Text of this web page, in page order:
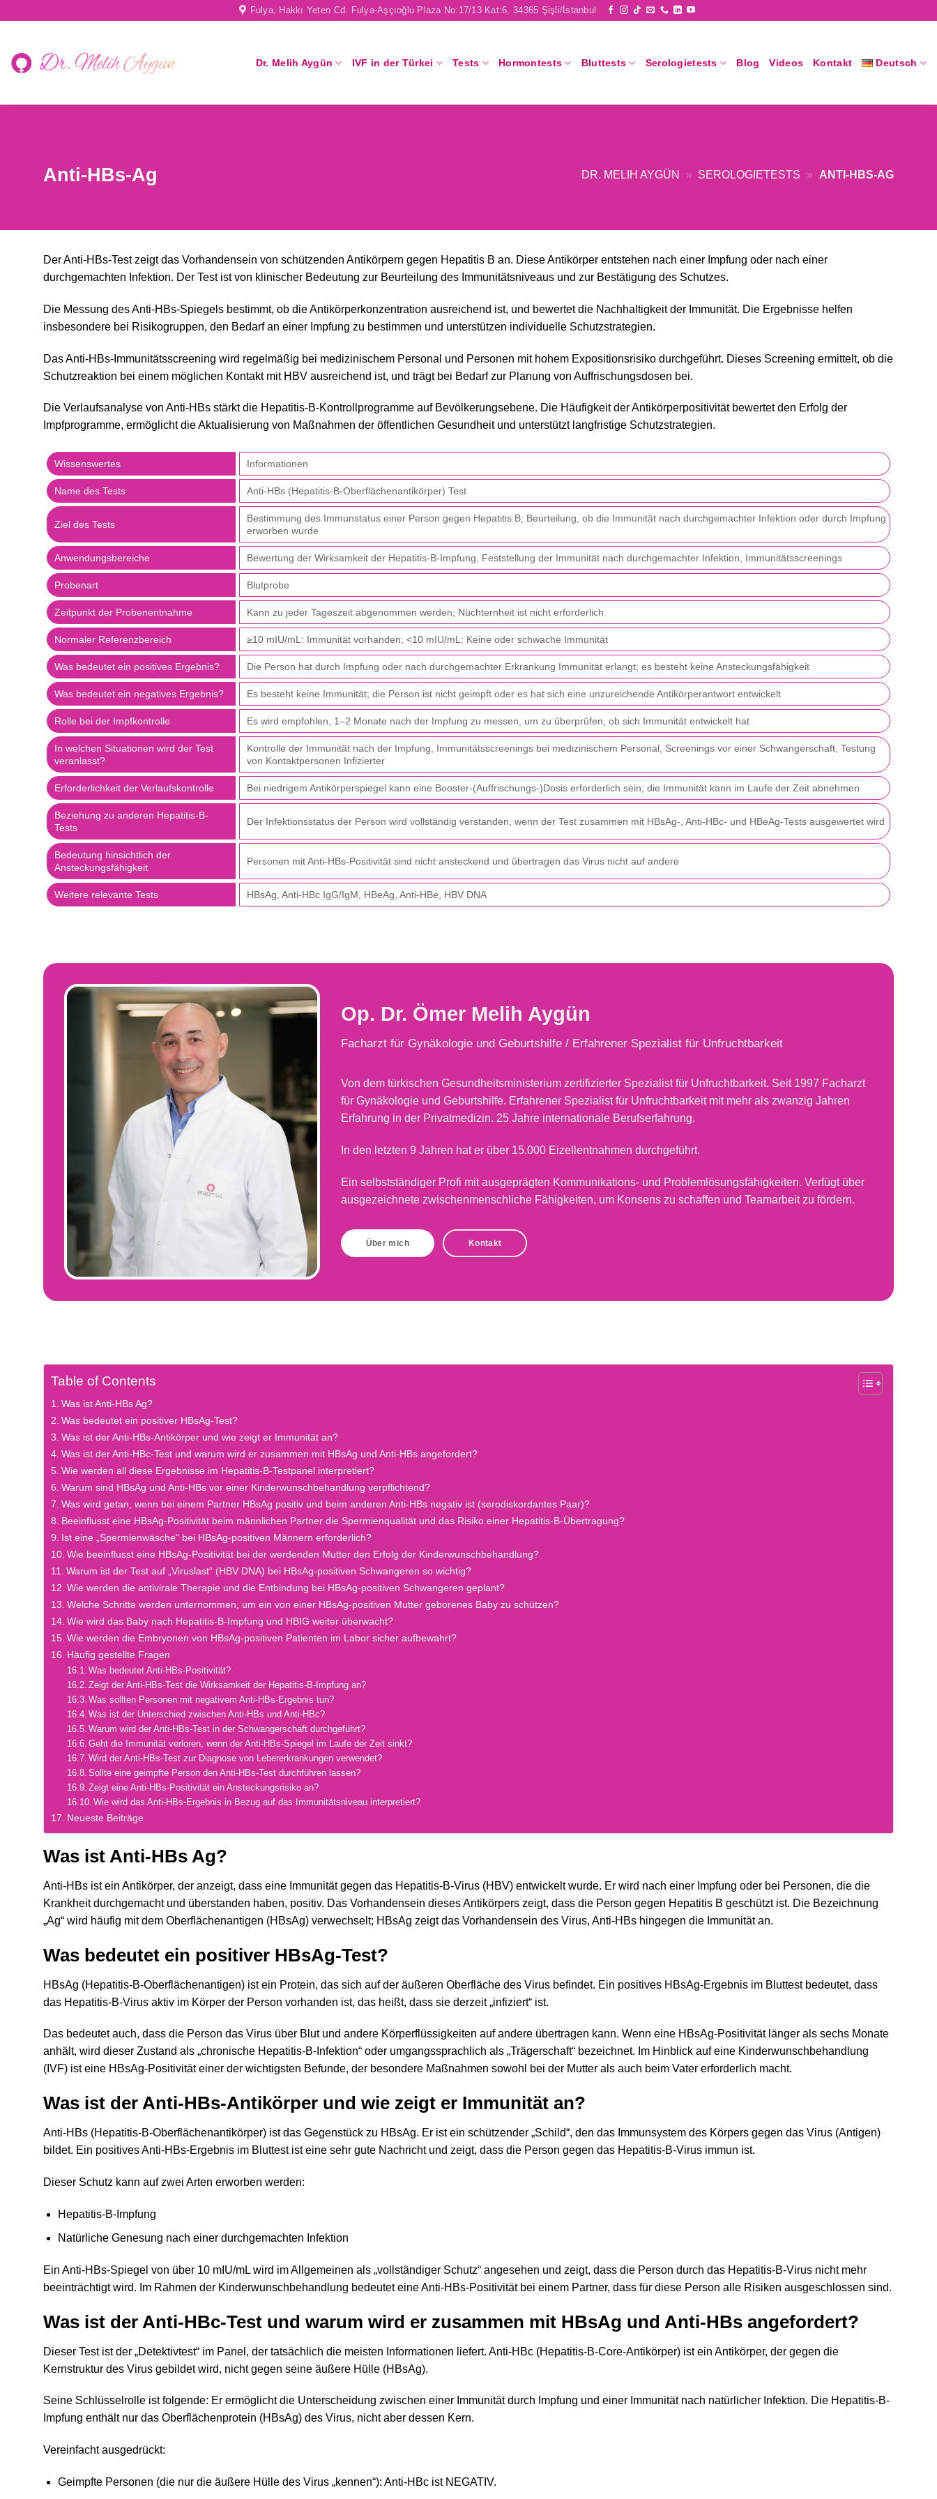
Fulya, Hakkı Yeten Cd. Fulya-Aşçıoğlu Plaza No:17/13 Kat:6, 34365 Şişli/İstanbul
Dr. Melih Aygün IVF in der Türkei Tests Hormontests Bluttests Serologietests Blog Videos Kontakt Deutsch
Anti-HBs-Ag DR. MELIH AYGÜN » SEROLOGIETESTS » ANTI-HBS-AG
Der Anti-HBs-Test zeigt das Vorhandensein von schützenden Antikörpern gegen Hepatitis B an. Diese Antikörper entstehen nach einer Impfung oder nach einer
durchgemachten Infektion. Der Test ist von klinischer Bedeutung zur Beurteilung des Immunitätsniveaus und zur Bestätigung des Schutzes.
Die Messung des Anti-HBs-Spiegels bestimmt, ob die Antikörperkonzentration ausreichend ist, und bewertet die Nachhaltigkeit der Immunität. Die Ergebnisse helfen
insbesondere bei Risikogruppen, den Bedarf an einer Impfung zu bestimmen und unterstützen individuelle Schutzstrategien.
Das Anti-HBs-Immunitätsscreening wird regelmäßig bei medizinischem Personal und Personen mit hohem Expositionsrisiko durchgeführt. Dieses Screening ermittelt, ob die
Schutzreaktion bei einem möglichen Kontakt mit HBV ausreichend ist, und trägt bei Bedarf zur Planung von Auffrischungsdosen bei.
Die Verlaufsanalyse von Anti-HBs stärkt die Hepatitis-B-Kontrollprogramme auf Bevölkerungsebene. Die Häufigkeit der Antikörperpositivität bewertet den Erfolg der
Impfprogramme, ermöglicht die Aktualisierung von Maßnahmen der öffentlichen Gesundheit und unterstützt langfristige Schutzstrategien.
Wissenswertes Informationen
Name des Tests Anti-HBs (Hepatitis-B-Oberflächenantikörper) Test
Ziel des Tests
Bestimmung des Immunstatus einer Person gegen Hepatitis B; Beurteilung, ob die Immunität nach durchgemachter Infektion oder durch Impfung
erworben wurde
Anwendungsbereiche Bewertung der Wirksamkeit der Hepatitis-B-Impfung, Feststellung der Immunität nach durchgemachter Infektion, Immunitätsscreenings
Probenart Blutprobe
Zeitpunkt der Probenentnahme Kann zu jeder Tageszeit abgenommen werden; Nüchternheit ist nicht erforderlich
Normaler Referenzbereich ≥10 mIU/mL: Immunität vorhanden; <10 mIU/mL: Keine oder schwache Immunität
Was bedeutet ein positives Ergebnis? Die Person hat durch Impfung oder nach durchgemachter Erkrankung Immunität erlangt; es besteht keine Ansteckungsfähigkeit
Was bedeutet ein negatives Ergebnis? Es besteht keine Immunität; die Person ist nicht geimpft oder es hat sich eine unzureichende Antikörperantwort entwickelt
Rolle bei der Impfkontrolle Es wird empfohlen, 1–2 Monate nach der Impfung zu messen, um zu überprüfen, ob sich Immunität entwickelt hat
In welchen Situationen wird der Test
veranlasst?
Kontrolle der Immunität nach der Impfung, Immunitätsscreenings bei medizinischem Personal, Screenings vor einer Schwangerschaft, Testung
von Kontaktpersonen Infizierter
Erforderlichkeit der Verlaufskontrolle Bei niedrigem Antikörperspiegel kann eine Booster-(Auffrischungs-)Dosis erforderlich sein; die Immunität kann im Laufe der Zeit abnehmen
Beziehung zu anderen Hepatitis-B-
Tests
Der Infektionsstatus der Person wird vollständig verstanden, wenn der Test zusammen mit HBsAg-, Anti-HBc- und HBeAg-Tests ausgewertet wird
Bedeutung hinsichtlich der
Ansteckungsfähigkeit
Personen mit Anti-HBs-Positivität sind nicht ansteckend und übertragen das Virus nicht auf andere
Weitere relevante Tests HBsAg, Anti-HBc IgG/IgM, HBeAg, Anti-HBe, HBV DNA
Op. Dr. Ömer Melih Aygün
Facharzt für Gynäkologie und Geburtshilfe / Erfahrener Spezialist für Unfruchtbarkeit
Von dem türkischen Gesundheitsministerium zertifizierter Spezialist für Unfruchtbarkeit. Seit 1997 Facharzt
für Gynäkologie und Geburtshilfe. Erfahrener Spezialist für Unfruchtbarkeit mit mehr als zwanzig Jahren
Erfahrung in der Privatmedizin. 25 Jahre internationale Berufserfahrung.
In den letzten 9 Jahren hat er über 15.000 Eizellentnahmen durchgeführt.
Ein selbstständiger Profi mit ausgeprägten Kommunikations- und Problemlösungsfähigkeiten. Verfügt über
ausgezeichnete zwischenmenschliche Fähigkeiten, um Konsens zu schaffen und Teamarbeit zu fördern.
Über mich Kontakt
Table of Contents
Was ist Anti-HBs Ag?
Was bedeutet ein positiver HBsAg-Test?
Was ist der Anti-HBs-Antikörper und wie zeigt er Immunität an?
Was ist der Anti-HBc-Test und warum wird er zusammen mit HBsAg und Anti-HBs angefordert?
Wie werden all diese Ergebnisse im Hepatitis-B-Testpanel interpretiert?
Warum sind HBsAg und Anti-HBs vor einer Kinderwunschbehandlung verpflichtend?
Was wird getan, wenn bei einem Partner HBsAg positiv und beim anderen Anti-HBs negativ ist (serodiskordantes Paar)?
Beeinflusst eine HBsAg-Positivität beim männlichen Partner die Spermienqualität und das Risiko einer Hepatitis-B-Übertragung?
Ist eine „Spermienwäsche“ bei HBsAg-positiven Männern erforderlich?
Wie beeinflusst eine HBsAg-Positivität bei der werdenden Mutter den Erfolg der Kinderwunschbehandlung?
Warum ist der Test auf „Viruslast“ (HBV DNA) bei HBsAg-positiven Schwangeren so wichtig?
Wie werden die antivirale Therapie und die Entbindung bei HBsAg-positiven Schwangeren geplant?
Welche Schritte werden unternommen, um ein von einer HBsAg-positiven Mutter geborenes Baby zu schützen?
Wie wird das Baby nach Hepatitis-B-Impfung und HBIG weiter überwacht?
Wie werden die Embryonen von HBsAg-positiven Patienten im Labor sicher aufbewahrt?
Häufig gestellte Fragen
Was bedeutet Anti-HBs-Positivität?
Zeigt der Anti-HBs-Test die Wirksamkeit der Hepatitis-B-Impfung an?
Was sollten Personen mit negativem Anti-HBs-Ergebnis tun?
Was ist der Unterschied zwischen Anti-HBs und Anti-HBc?
Warum wird der Anti-HBs-Test in der Schwangerschaft durchgeführt?
Geht die Immunität verloren, wenn der Anti-HBs-Spiegel im Laufe der Zeit sinkt?
Wird der Anti-HBs-Test zur Diagnose von Lebererkrankungen verwendet?
Sollte eine geimpfte Person den Anti-HBs-Test durchführen lassen?
Zeigt eine Anti-HBs-Positivität ein Ansteckungsrisiko an?
Wie wird das Anti-HBs-Ergebnis in Bezug auf das Immunitätsniveau interpretiert?
Neueste Beiträge
Was ist Anti-HBs Ag?
Anti-HBs ist ein Antikörper, der anzeigt, dass eine Immunität gegen das Hepatitis-B-Virus (HBV) entwickelt wurde. Er wird nach einer Impfung oder bei Personen, die die
Krankheit durchgemacht und überstanden haben, positiv. Das Vorhandensein dieses Antikörpers zeigt, dass die Person gegen Hepatitis B geschützt ist. Die Bezeichnung
„Ag“ wird häufig mit dem Oberflächenantigen (HBsAg) verwechselt; HBsAg zeigt das Vorhandensein des Virus, Anti-HBs hingegen die Immunität an.
Was bedeutet ein positiver HBsAg-Test?
HBsAg (Hepatitis-B-Oberflächenantigen) ist ein Protein, das sich auf der äußeren Oberfläche des Virus befindet. Ein positives HBsAg-Ergebnis im Bluttest bedeutet, dass
das Hepatitis-B-Virus aktiv im Körper der Person vorhanden ist, das heißt, dass sie derzeit „infiziert“ ist.
Das bedeutet auch, dass die Person das Virus über Blut und andere Körperflüssigkeiten auf andere übertragen kann. Wenn eine HBsAg-Positivität länger als sechs Monate
anhält, wird dieser Zustand als „chronische Hepatitis-B-Infektion“ oder umgangssprachlich als „Trägerschaft“ bezeichnet. Im Hinblick auf eine Kinderwunschbehandlung
(IVF) ist eine HBsAg-Positivität einer der wichtigsten Befunde, der besondere Maßnahmen sowohl bei der Mutter als auch beim Vater erforderlich macht.
Was ist der Anti-HBs-Antikörper und wie zeigt er Immunität an?
Anti-HBs (Hepatitis-B-Oberflächenantikörper) ist das Gegenstück zu HBsAg. Er ist ein schützender „Schild“, den das Immunsystem des Körpers gegen das Virus (Antigen)
bildet. Ein positives Anti-HBs-Ergebnis im Bluttest ist eine sehr gute Nachricht und zeigt, dass die Person gegen das Hepatitis-B-Virus immun ist.
Dieser Schutz kann auf zwei Arten erworben werden:
Hepatitis-B-Impfung
Natürliche Genesung nach einer durchgemachten Infektion
Ein Anti-HBs-Spiegel von über 10 mIU/mL wird im Allgemeinen als „vollständiger Schutz“ angesehen und zeigt, dass die Person durch das Hepatitis-B-Virus nicht mehr
beeinträchtigt wird. Im Rahmen der Kinderwunschbehandlung bedeutet eine Anti-HBs-Positivität bei einem Partner, dass für diese Person alle Risiken ausgeschlossen sind.
Was ist der Anti-HBc-Test und warum wird er zusammen mit HBsAg und Anti-HBs angefordert?
Dieser Test ist der „Detektivtest“ im Panel, der tatsächlich die meisten Informationen liefert. Anti-HBc (Hepatitis-B-Core-Antikörper) ist ein Antikörper, der gegen die
Kernstruktur des Virus gebildet wird, nicht gegen seine äußere Hülle (HBsAg).
Seine Schlüsselrolle ist folgende: Er ermöglicht die Unterscheidung zwischen einer Immunität durch Impfung und einer Immunität nach natürlicher Infektion. Die Hepatitis-B-
Impfung enthält nur das Oberflächenprotein (HBsAg) des Virus, nicht aber dessen Kern.
Vereinfacht ausgedrückt:
Geimpfte Personen (die nur die äußere Hülle des Virus „kennen“): Anti-HBc ist NEGATIV.